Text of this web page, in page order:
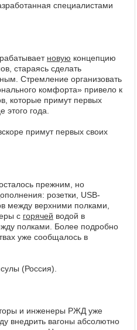
специалистами
новую концепцию
стараясь сделать
Стремление организовать
комфорта» привело к
которые примут первых
этого года.
примут первых своих
прежним, но
розетки, USB-
между верхними полками,
с горячей водой в
полками. Более подробно
уже сообщалось в
(Россия).
и инженеры РЖД уже
внедрить вагоны абсолютно